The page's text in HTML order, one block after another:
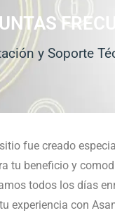
y Soporte
fue creado
tu beneficio y
todos los días
tu experiencia con